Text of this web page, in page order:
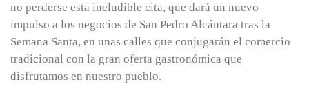
no perderse esta ineludible cita, que dará un nuevo
impulso a los negocios de San Pedro Alcántara tras la
Semana Santa, en unas calles que conjugarán el comercio
tradicional con la gran oferta gastronómica que
disfrutamos en nuestro pueblo.